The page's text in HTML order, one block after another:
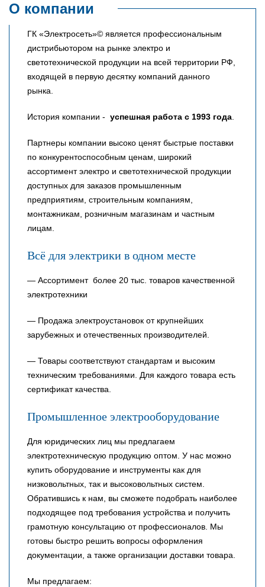
О компании
ГК «Электросеть»© является профессиональным
дистрибьютором на рынке электро и
светотехнической продукции на всей территории РФ,
входящей в первую десятку компаний данного
рынка.
История компании - успешная работа с 1993 года.
Партнеры компании высоко ценят быстрые поставки
по конкурентоспособным ценам, широкий
ассортимент электро и светотехнической продукции
доступных для заказов промышленным
предприятиям, строительным компаниям,
монтажникам, розничным магазинам и частным
лицам.
Всё для электрики в одном месте
— Ассортимент более 20 тыс. товаров качественной
электротехники
— Продажа электроустановок от крупнейших
зарубежных и отечественных производителей.
— Товары соответствуют стандартам и высоким
техническим требованиями. Для каждого товара есть
сертификат качества.
Промышленное электрооборудование
Для юридических лиц мы предлагаем
электротехническую продукцию оптом. У нас можно
купить оборудование и инструменты как для
низковольтных, так и высоковольтных систем.
Обратившись к нам, вы сможете подобрать наиболее
подходящее под требования устройства и получить
грамотную консультацию от профессионалов. Мы
готовы быстро решить вопросы оформления
документации, а также организации доставки товара.
Мы предлагаем: